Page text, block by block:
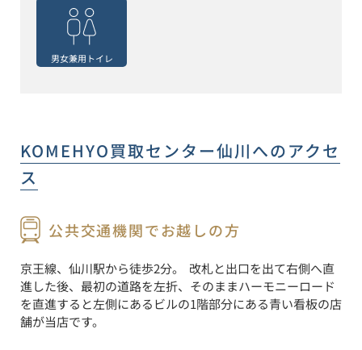
男女兼用トイレ
KOMEHYO買取センター仙川へのアクセ
ス
公共交通機関でお越しの方
京王線、仙川駅から徒歩2分。  改札と出口を出て右側へ直
進した後、最初の道路を左折、そのままハーモニーロード
を直進すると左側にあるビルの1階部分にある青い看板の店
舗が当店です。